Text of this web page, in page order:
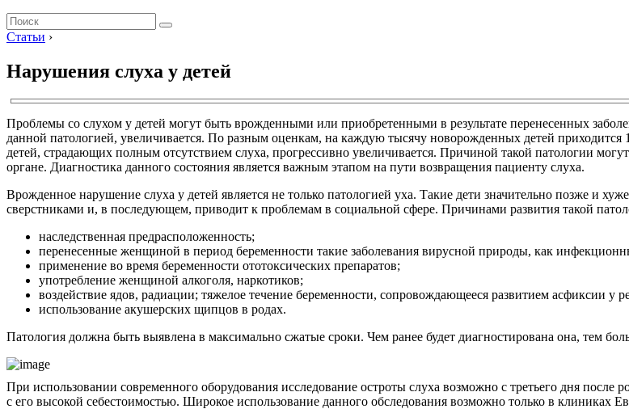
Статьи ›
Нарушения слуха у детей
Проблемы со слухом у детей могут быть врожденными или приобретенными в результате перенесенных
данной патологией, увеличивается. По разным оценкам, на каждую тысячу новорожденных детей
детей, страдающих полным отсутствием слуха, прогрессивно увеличивается. Причиной такой патологии
органе. Диагностика данного состояния является важным этапом на пути возвращения пациенту слуха.
Врожденное нарушение слуха у детей является не только патологией уха. Такие дети значительно позже и
сверстниками и, в последующем, приводит к проблемам в социальной сфере. Причинами развития такой
наследственная предрасположенность;
перенесенные женщиной в период беременности такие заболевания вирусной природы, как
применение во время беременности ототоксических препаратов;
употребление женщиной алкоголя, наркотиков;
воздействие ядов, радиации; тяжелое течение беременности, сопровождающееся развитием асфиксии у
использование акушерских щипцов в родах.
Патология должна быть выявлена в максимально сжатые сроки. Чем ранее будет диагностирована она, тем
При использовании современного оборудования исследование остроты слуха возможно с третьего дня после
с его высокой себестоимостью. Широкое использование данного обследования возможно только в